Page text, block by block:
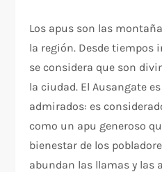
Los apus son las
la región. Desde tiempos
se considera que son
la ciudad. El Ausangate
admirados: es
como un apu generoso
bienestar de los
abundan las llamas y las